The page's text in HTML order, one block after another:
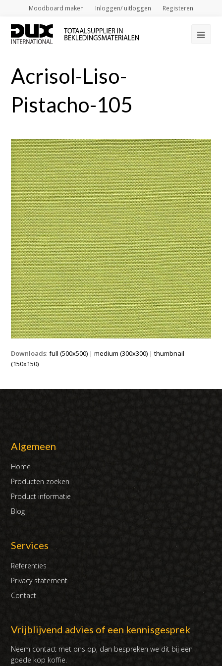
Moodboard maken Inloggen/ uitloggen Registeren
Acrisol-Liso-
Pistacho-105
Downloads:full (500x500) |medium (300x300) |thumbnail
(150x150)
Algemeen
Home
Producten zoeken
Product informatie
Blog
Services
Referenties
Privacy statement
Contact
Vrijblijvend advies of een kennisgesprek
Neem contact met ons op, dan bespreken we dit bij een
goede kop koffie.